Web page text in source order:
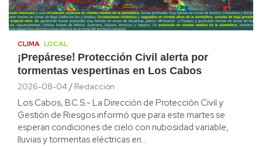
CLIMA LOCAL
¡Prepárese! Protección Civil alerta por
tormentas vespertinas en Los Cabos
2026-08-04 Redacción
Los Cabos, B.C.S.- La Dirección de Protección Civil y
Gestión de Riesgos informó que para este martes se
esperan condiciones de cielo con nubosidad variable,
lluvias y tormentas eléctricas en…